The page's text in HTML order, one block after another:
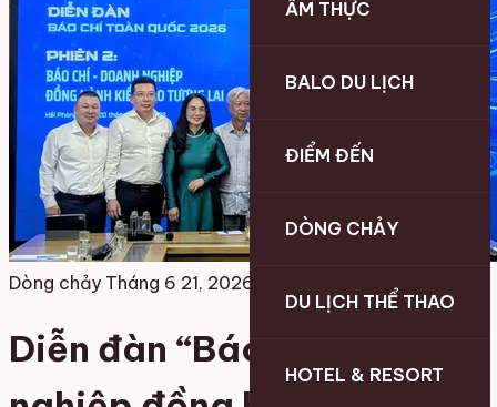
ẨM THỰC
BALO DU LỊCH
ĐIỂM ĐẾN
DÒNG CHẢY
DU LỊCH THỂ THAO
HOTEL & RESORT
Dòng chảy Tháng 6 21, 2026
Diễn đàn “Báo chí – Doanh